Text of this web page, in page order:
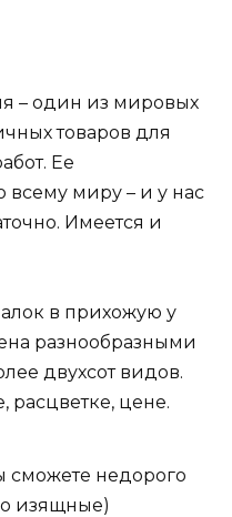
– один из мировых
товаров для
Ее
всему миру – и у нас
Имеется и
в прихожую у
разнообразными
двухсот видов.
расцветке, цене.
сможете недорого
изящные)